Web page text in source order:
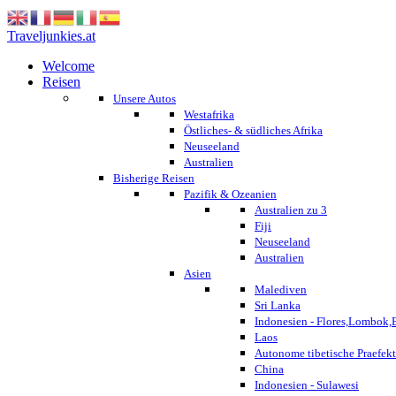
Traveljunkies.at
Welcome
Reisen
Unsere Autos
Westafrika
Östliches- & südliches Afrika
Neuseeland
Australien
Bisherige Reisen
Pazifik & Ozeanien
Australien zu 3
Fiji
Neuseeland
Australien
Asien
Malediven
Sri Lanka
Indonesien -
Laos
Autonome tibetische
China
Indonesien - Sulawesi